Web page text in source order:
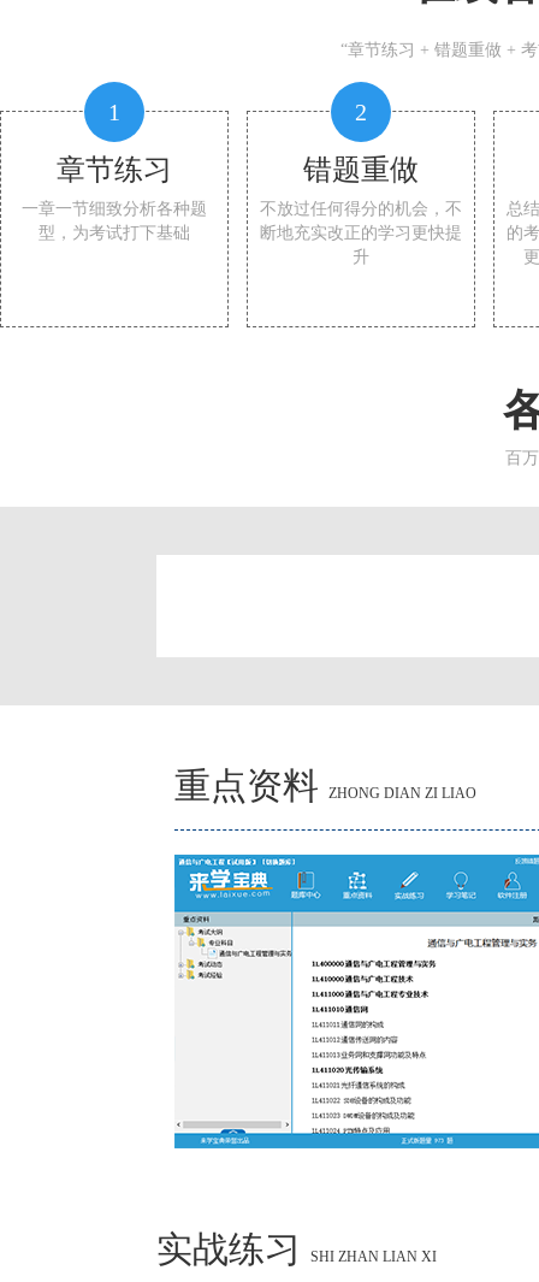
“章节练习 + 错题重做 +
1
章节练习
一章一节细致分析各种题
型，为考试打下基础
2
错题重做
不放过任何得分的机会，不
断地充实改正的学习更快提
升
总
的
百
重点资料 ZHONG DIAN ZI LIAO
实战练习 SHI ZHAN LIAN XI